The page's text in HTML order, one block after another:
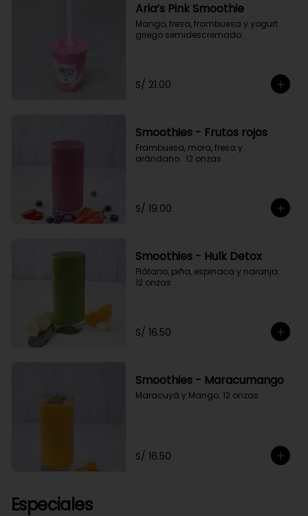
Aria’s Pink Smoothie
Mango, fresa, frambuesa y yogurt
griego semidescremado.
S/ 21.00
Smoothies - Frutos rojos
Frambuesa, mora, fresa y
arándano.  12 onzas
S/ 19.00
Smoothies - Hulk Detox
Plátano, piña, espinaca y naranja.
12 onzas
S/ 16.50
Smoothies - Maracumango
Maracuyá y Mango. 12 onzas
S/ 16.50
Especiales